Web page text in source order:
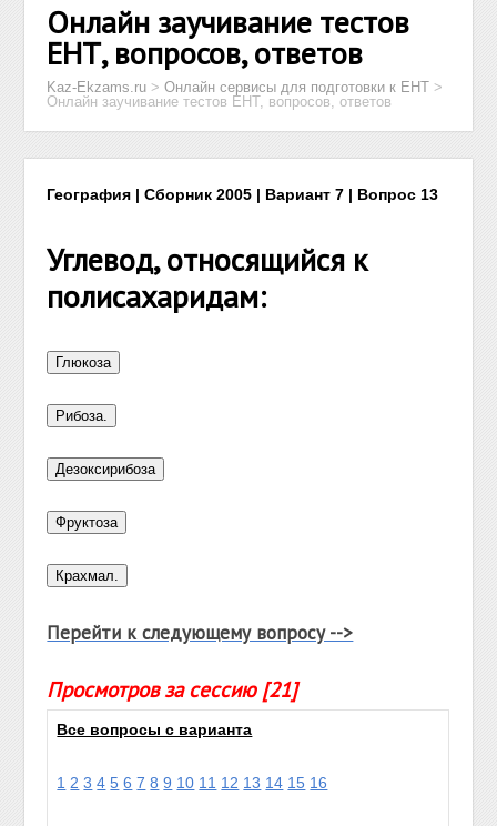
Онлайн заучивание тестов
ЕНТ, вопросов, ответов
Kaz-Ekzams.ru >Онлайн сервисы для подготовки к ЕНТ >
Онлайн заучивание тестов ЕНТ, вопросов, ответов
География | Сборник 2005 | Вариант 7 | Вопрос 13
Углевод, относящийся к
полисахаридам:
Перейти к следующему вопросу -->
Просмотров за сессию [21]
Все вопросы с варианта
1 2 3 4 5 6 7 8 9 10 11 12 13 14 15 16